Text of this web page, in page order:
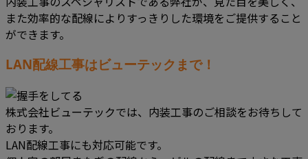
また効率的な配線によりすっきりした環境をご提供すること
ができます。
LAN配線工事はビューテックまで！
株式会社ビューテックでは、内装工事のご相談をお待ちして
おります。
LAN配線工事にも対応可能です。